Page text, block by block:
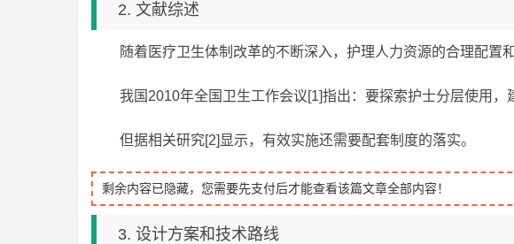
2. 文献综述
随着医疗卫生体制改革的不断深入，护理人力资源的合理配置
我国2010年全国卫生工作会议[1]指出：要探索护士分层使用，
但据相关研究[2]显示，有效实施还需要配套制度的落实。
剩余内容已隐藏，您需要先支付后才能查看该篇文章全部内容！
3. 设计方案和技术路线